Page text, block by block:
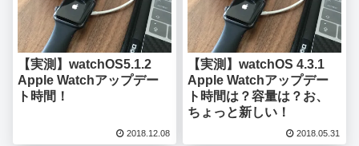
【実測】watchOS5.1.2
Apple Watchアップデー
ト時間！
2018.12.08
【実測】watchOS 4.3.1
Apple Watchアップデー
ト時間は？容量は？お、
ちょっと新しい！
2018.05.31